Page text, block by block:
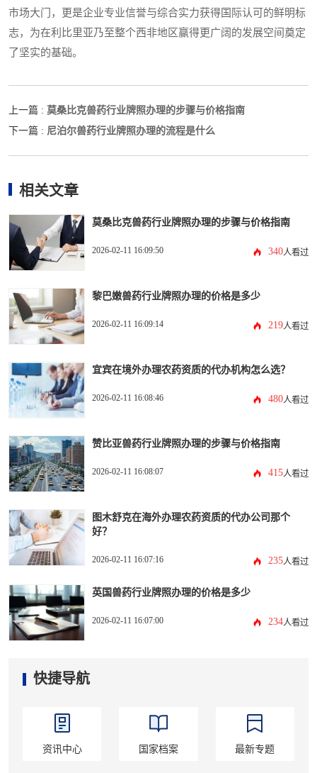
市场大门，更是企业专业信誉与综合实力获得国际认可的鲜明标
志，为在利比里亚乃至整个西非地区赢得更广阔的发展空间奠定
了坚实的基础。
上一篇 : 莫桑比克兽药行业牌照办理的步骤与价格指南
下一篇 : 尼泊尔兽药行业牌照办理的流程是什么
相关文章
莫桑比克兽药行业牌照办理的步骤与价格指南
2026-02-11 16:09:50 340人看过
黎巴嫩兽药行业牌照办理的价格是多少
2026-02-11 16:09:14 219人看过
宜宾在境外办理农药资质的代办机构怎么选？
2026-02-11 16:08:46 480人看过
赞比亚兽药行业牌照办理的步骤与价格指南
2026-02-11 16:08:07 415人看过
图木舒克在海外办理农药资质的代办公司那个
好？
2026-02-11 16:07:16 235人看过
英国兽药行业牌照办理的价格是多少
2026-02-11 16:07:00 234人看过
快捷导航
资讯中心 国家档案 最新专题